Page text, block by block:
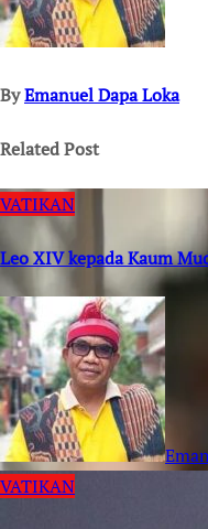
ByEmanuel Dapa Loka
Related Post
VATIKAN
Leo XIV kepada Kaum
VATIKAN